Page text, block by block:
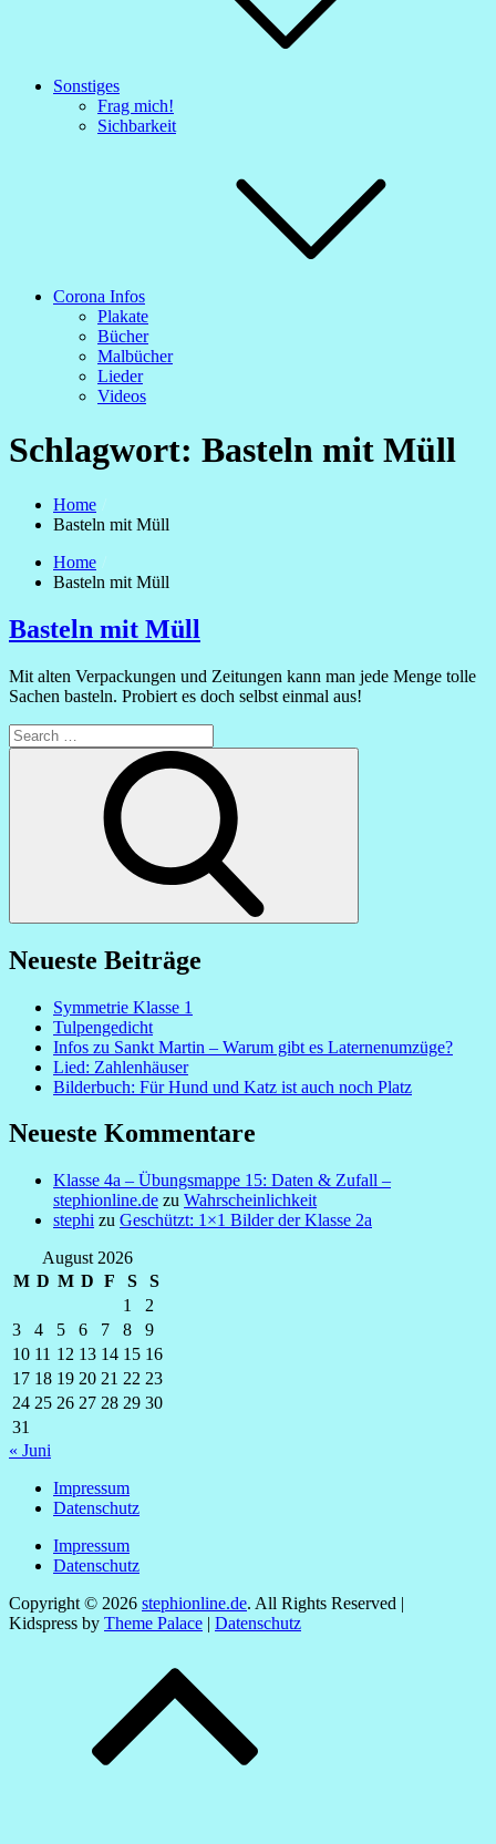
Sonstiges
Frag mich!
Sichbarkeit
Corona Infos
Plakate
Bücher
Malbücher
Lieder
Videos
Schlagwort: Basteln mit Müll
Home
Basteln mit Müll
Home
Basteln mit Müll
Basteln mit Müll
Mit alten Verpackungen und Zeitungen kann man jede Menge tolle
Sachen basteln. Probiert es doch selbst einmal aus!
Search
for:
Neueste Beiträge
Symmetrie Klasse 1
Tulpengedicht
Infos zu Sankt Martin – Warum gibt es Laternenumzüge?
Lied: Zahlenhäuser
Bilderbuch: Für Hund und Katz ist auch noch Platz
Neueste Kommentare
Klasse 4a – Übungsmappe 15: Daten & Zufall –
stephionline.de zu Wahrscheinlichkeit
stephi zu Geschützt: 1×1 Bilder der Klasse 2a
August 2026
M D M D F S
S
1
2
3
4 5 6 7 8
9
10 11 12 13 14 15 16
17 18 19 20 21 22 23
24 25 26 27 28 29 30
31
« Juni
Impressum
Datenschutz
Impressum
Datenschutz
Copyright © 2026 stephionline.de. All Rights Reserved |
Kidspress by Theme Palace | Datenschutz